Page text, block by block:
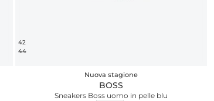
42
44
Nuova stagione
BOSS
Sneakers Boss uomo in pelle blu